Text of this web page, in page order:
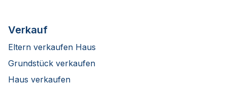
Verkauf
Eltern verkaufen Haus
Grundstück verkaufen
Haus verkaufen